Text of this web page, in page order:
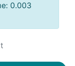
0.003